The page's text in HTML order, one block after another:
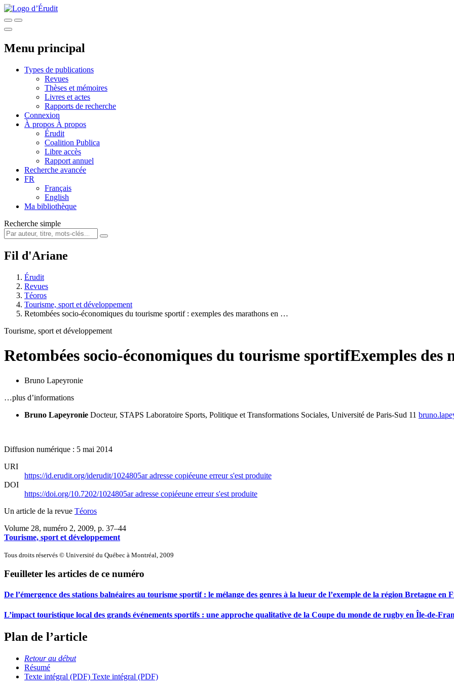
Menu principal
Types de publications
Revues
Thèses et mémoires
Livres et actes
Rapports de recherche
Connexion
À propos À propos
Érudit
Coalition Publica
Libre accès
Rapport annuel
Recherche avancée
FR
Français
English
Ma bibliothèque
Recherche simple
Fil d'Ariane
Érudit
Revues
Téoros
Tourisme, sport et développement
Retombées socio-économiques du tourisme sportif : exemples des marathons en …
Tourisme, sport et développement
Retombées socio-économiques du tourisme sportifExemples des
Bruno Lapeyronie
…plus d’informations
Bruno Lapeyronie Docteur, STAPS Laboratoire Sports, Politique et Transformations Sociales, Université de Paris-Sud 11
Diffusion numérique : 5 mai 2014
URI
https://id.erudit.org/iderudit/1024805aradresse copiéeune erreur s'est produite
DOI
https://doi.org/10.7202/1024805aradresse copiéeune erreur s'est produite
Un article de la revue Téoros
Volume 28, numéro 2, 2009, p. 37–44
Tourisme, sport et développement
Tous droits réservés © Université du Québec à Montréal, 2009
Feuilleter les articles de ce numéro
De l’émergence des stations balnéaires au tourisme sportif : le mélange des genres à la lueur de l’exemple de la région Bretagne en
L’impact touristique local des grands événements sportifs : une approche qualitative de la Coupe du monde de rugby en Île-de-
Plan de l’article
Retour au début
Résumé
Texte intégral (PDF) Texte intégral (PDF)